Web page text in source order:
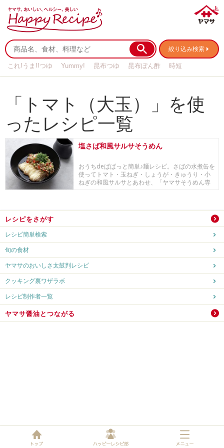
絞り込み検索
これ!うま!!つゆ Yummy! 昆布つゆ 昆布ぽん酢
時短
「トマト（大玉）」を使
ったレシピ一覧
塩さば和風サルサそうめん
おうちdeぱぱっと簡単♪麺レシピ。さばの水煮缶を
使ってトマト・玉ねぎ・しょうが・きゅうり・小
ねぎの和風サルサとあわせ、「ヤマサそうめん専
レシピをさがす
レシピ簡単検索
旬の食材
ヤマサのおいしさ太鼓判レシピ
クッキング裏ワザラボ
レシピ制作者一覧
ヤマサ醤油とつながる